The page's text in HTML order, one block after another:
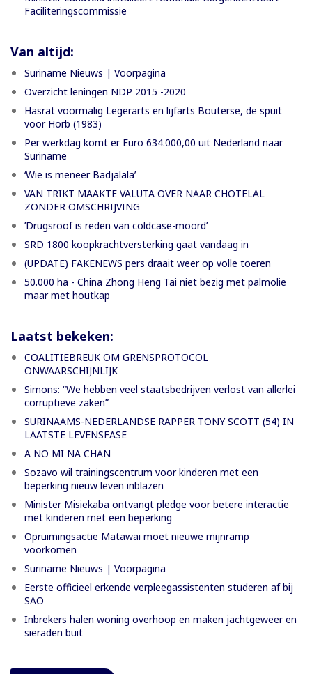
Faciliteringscommissie
Van altijd:
Suriname Nieuws | Voorpagina
Overzicht leningen NDP 2015 -2020
Hasrat voormalig Legerarts en lijfarts Bouterse, de spuit
voor Horb (1983)
Per werkdag komt er Euro 634.000,00 uit Nederland naar
Suriname
‘Wie is meneer Badjalala’
VAN TRIKT MAAKTE VALUTA OVER NAAR CHOTELAL
ZONDER OMSCHRIJVING
’Drugsroof is reden van coldcase-moord’
SRD 1800 koopkrachtversterking gaat vandaag in
(UPDATE) FAKENEWS pers draait weer op volle toeren
50.000 ha - China Zhong Heng Tai niet bezig met palmolie
maar met houtkap
Laatst bekeken:
COALITIEBREUK OM GRENSPROTOCOL
ONWAARSCHIJNLIJK
Simons: “We hebben veel staatsbedrijven verlost van allerlei
corruptieve zaken”
SURINAAMS-NEDERLANDSE RAPPER TONY SCOTT (54) IN
LAATSTE LEVENSFASE
A NO MI NA CHAN
Sozavo wil trainingscentrum voor kinderen met een
beperking nieuw leven inblazen
Minister Misiekaba ontvangt pledge voor betere interactie
met kinderen met een beperking
Opruimingsactie Matawai moet nieuwe mijnramp
voorkomen
Suriname Nieuws | Voorpagina
Eerste officieel erkende verpleegassistenten studeren af bij
SAO
Inbrekers halen woning overhoop en maken jachtgeweer en
sieraden buit